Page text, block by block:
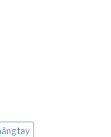
tay